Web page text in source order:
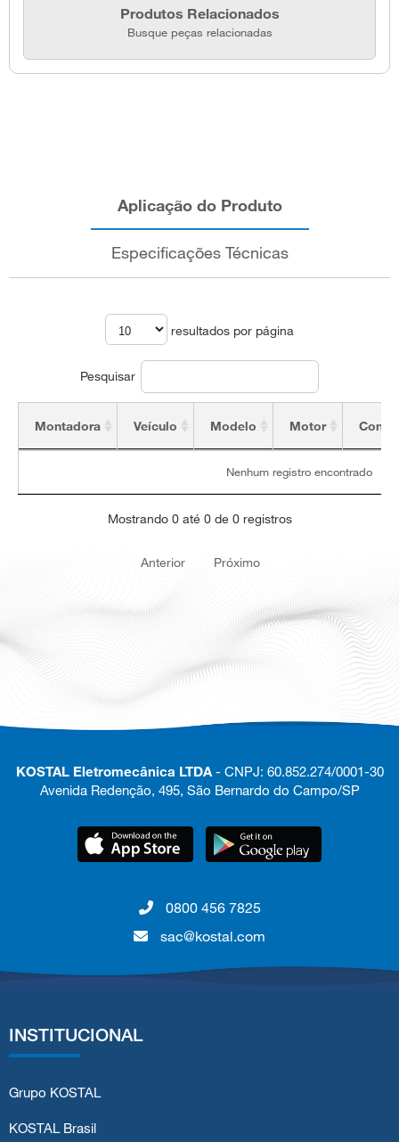
Produtos Relacionados
Busque peças relacionadas
Aplicação do Produto
Especificações Técnicas
resultados por página
Pesquisar
Montadora Veículo Modelo Motor
Nenhum registro encontrado
Mostrando 0 até 0 de 0 registros
Anterior Próximo
KOSTAL Eletromecânica LTDA- CNPJ: 60.852.274/0001-30
Avenida Redenção, 495, São Bernardo do Campo/SP
0800 456 7825
sac@kostal.com
INSTITUCIONAL
Grupo KOSTAL
KOSTAL Brasil